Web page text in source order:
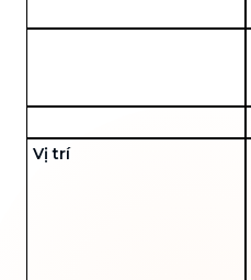
Vị trí